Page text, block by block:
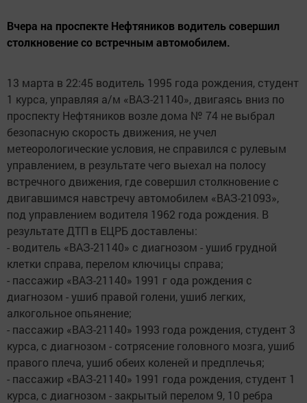
Вчера на проспекте Нефтяников водитель совершил
столкновение со встречным автомобилем.
13 марта в 22:45 водитель 1995 года рождения, студент
1 курса, управляя а/м «ВАЗ-21140», двигаясь вниз по
проспекту Нефтяников возле дома № 74 не выбрал
безопасную скорость движения, не учел
метеорологические условия, не справился с рулевым
управлением, в результате чего выехал на полосу
встречного движения, где совершил столкновение с
двигавшимся навстречу автомобилем «ВАЗ-21093»,
под управлением водителя 1962 года рождения. В
результате ДТП в ЕЦРБ доставлены:
- водитель «ВАЗ-21140» с диагнозом - ушиб грудной
клетки справа, перелом ключицы справа;
- пассажир «ВАЗ-21140» 1991 г ода рождения с
диагнозом - ушиб правой голени, ушиб легких,
алкогольное опьянение;
- пассажир «ВАЗ-21140» 1993 года рождения, студент 3
курса, с диагнозом - сотрясение головного мозга, ушиб
правого плеча, ушиб обеих коленей и предплечья;
- пассажир «ВАЗ-21140» 1991 года рождения, студент 1
курса, с диагнозом - закрытый перелом 9, 10 ребра